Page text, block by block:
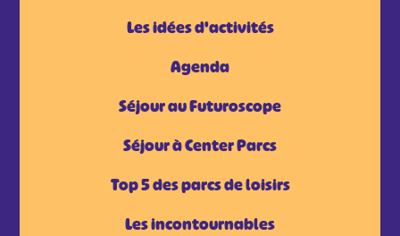
Les idées d'activités
Agenda
Séjour au Futuroscope
Séjour à Center Parcs
Top 5 des parcs de loisirs
Les incontournables